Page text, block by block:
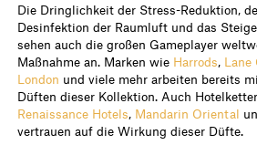
Die Dringlichkeit der Stress-Reduktion,
Desinfektion der Raumluft und das
sehen auch die großen Gameplayer
Maßnahme an. Marken wie Harrods, Lane
London und viele mehr arbeiten bereits
Düften dieser Kollektion. Auch
Renaissance Hotels, Mandarin Oriental
vertrauen auf die Wirkung dieser Düfte.